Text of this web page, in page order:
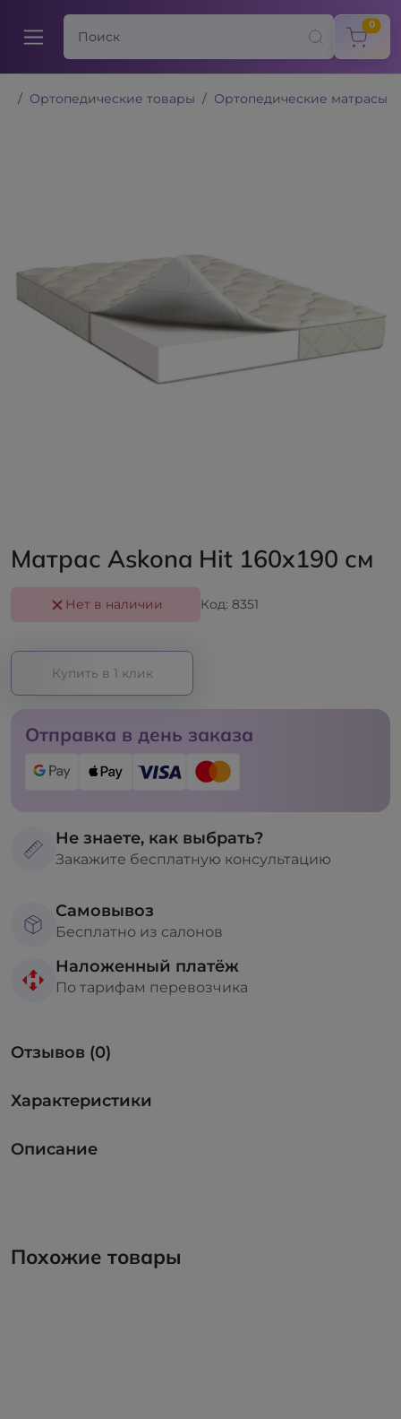
0
Ортопедические товары Ортопедические матрасы
Матрас Askona Hit 160x190 см
Нет в наличии Код: 8351
Купить в 1 клик
Отправка в день заказа
Не знаете, как выбрать?
Закажите бесплатную консультацию
Самовывоз
Бесплатно из салонов
Наложенный платёж
По тарифам перевозчика
Отзывов (0)
Характеристики
Описание
Похожие товары